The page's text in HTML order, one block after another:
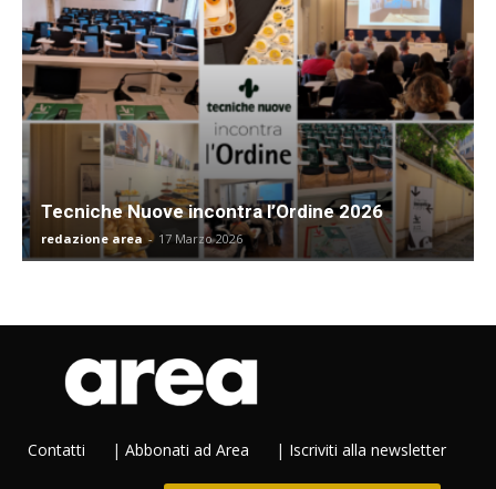
Tecniche Nuove incontra l’Ordine 2026
redazione area - 17 Marzo 2026
Contatti | Abbonati ad Area | Iscriviti alla newsletter